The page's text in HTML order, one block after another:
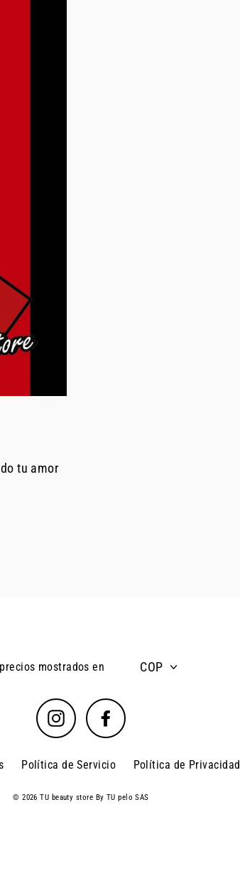
tu amor
mostrados en COP
Instagram Facebook
Política de Servicio Política de Privacidad
© 2026 TU beauty store By TU pelo SAS